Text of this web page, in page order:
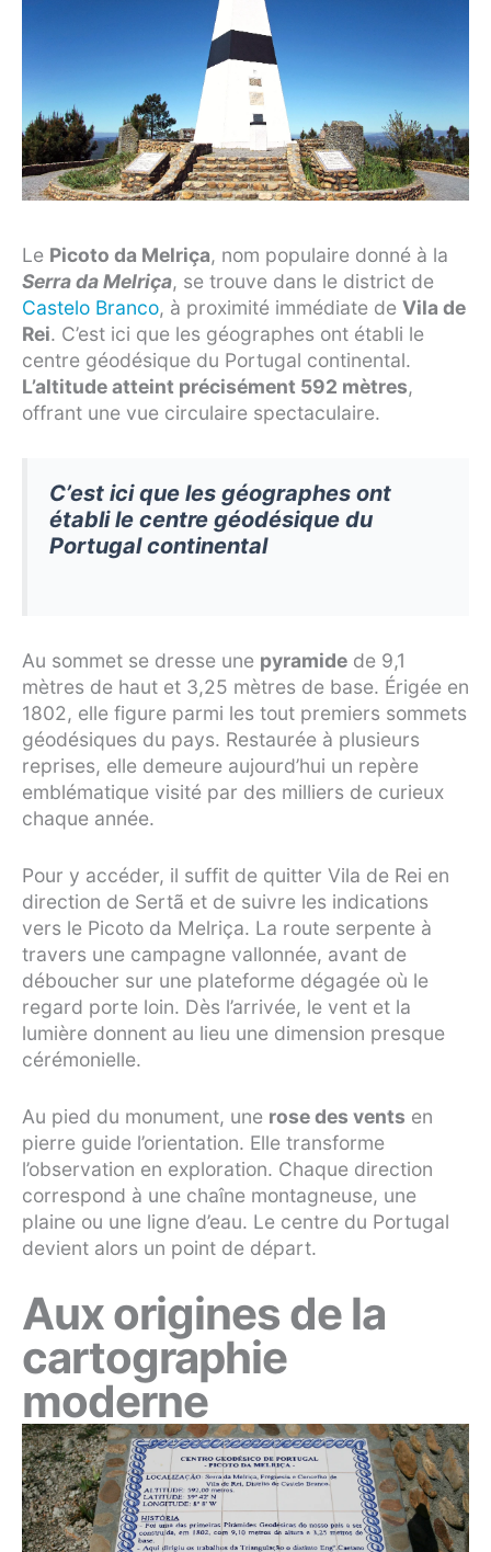
Le Picoto da Melriça, nom populaire donné à la
Serra da Melriça, se trouve dans le district de
Castelo Branco, à proximité immédiate de Vila de
Rei. C’est ici que les géographes ont établi le
centre géodésique du Portugal continental.
L’altitude atteint précisément 592 mètres,
offrant une vue circulaire spectaculaire.
C’est ici que les géographes ont
établi le centre géodésique du
Portugal continental
Au sommet se dresse une pyramide de 9,1
mètres de haut et 3,25 mètres de base. Érigée en
1802, elle figure parmi les tout premiers sommets
géodésiques du pays. Restaurée à plusieurs
reprises, elle demeure aujourd’hui un repère
emblématique visité par des milliers de curieux
chaque année.
Pour y accéder, il suffit de quitter Vila de Rei en
direction de Sertã et de suivre les indications
vers le Picoto da Melriça. La route serpente à
travers une campagne vallonnée, avant de
déboucher sur une plateforme dégagée où le
regard porte loin. Dès l’arrivée, le vent et la
lumière donnent au lieu une dimension presque
cérémonielle.
Au pied du monument, une rose des vents en
pierre guide l’orientation. Elle transforme
l’observation en exploration. Chaque direction
correspond à une chaîne montagneuse, une
plaine ou une ligne d’eau. Le centre du Portugal
devient alors un point de départ.
Aux origines de la
cartographie
moderne